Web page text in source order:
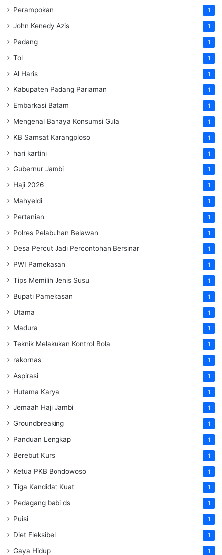
Perampokan 1
John Kenedy Azis 1
Padang 1
Tol 1
Al Haris 1
Kabupaten Padang Pariaman 1
Embarkasi Batam 1
Mengenal Bahaya Konsumsi Gula 1
KB Samsat Karangploso 1
hari kartini 1
Gubernur Jambi 1
Haji 2026 1
Mahyeldi 1
Pertanian 1
Polres Pelabuhan Belawan 1
Desa Percut Jadi Percontohan Bersinar 1
PWI Pamekasan 1
Tips Memilih Jenis Susu 1
Bupati Pamekasan 1
Utama 1
Madura 1
Teknik Melakukan Kontrol Bola 1
rakornas 1
Aspirasi 1
Hutama Karya 1
Jemaah Haji Jambi 1
Groundbreaking 1
Panduan Lengkap 1
Berebut Kursi 1
Ketua PKB Bondowoso 1
Tiga Kandidat Kuat 1
Pedagang babi ds 1
Puisi 1
Diet Fleksibel 1
Gaya Hidup 1